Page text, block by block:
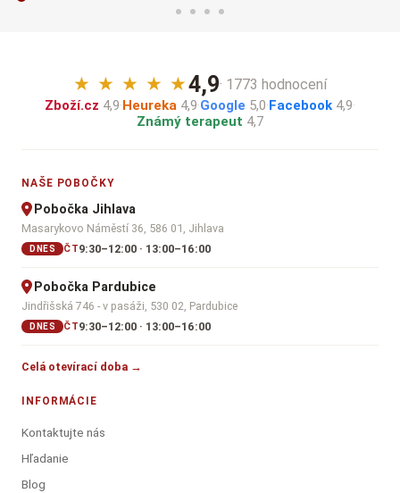
★ ★ ★ ★ ★4,9· 1773 hodnocení
Zboží.cz 4,9·Heureka 4,9·Google 5,0·Facebook 4,9·
Známý terapeut 4,7
NAŠE POBOČKY
Pobočka Jihlava
Masarykovo Náměstí 36, 586 01, Jihlava
DNES ČT9:30–12:00 · 13:00–16:00
Pobočka Pardubice
Jindřišská 746 - v pasáži, 530 02, Pardubice
DNES ČT9:30–12:00 · 13:00–16:00
Celá otevírací doba →
INFORMÁCIE
Kontaktujte nás
Hľadanie
Blog